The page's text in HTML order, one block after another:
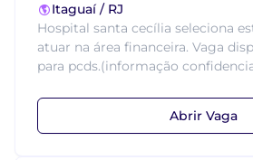
Itaguaí / RJ
Hospital santa cecília seleciona
atuar na área financeira. Vaga
para pcds.(informação
Abrir Vaga